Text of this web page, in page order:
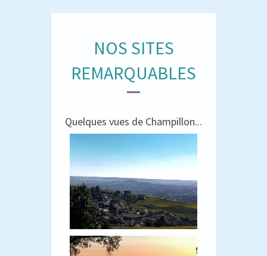
NOS SITES
REMARQUABLES
Quelques vues de Champillon...